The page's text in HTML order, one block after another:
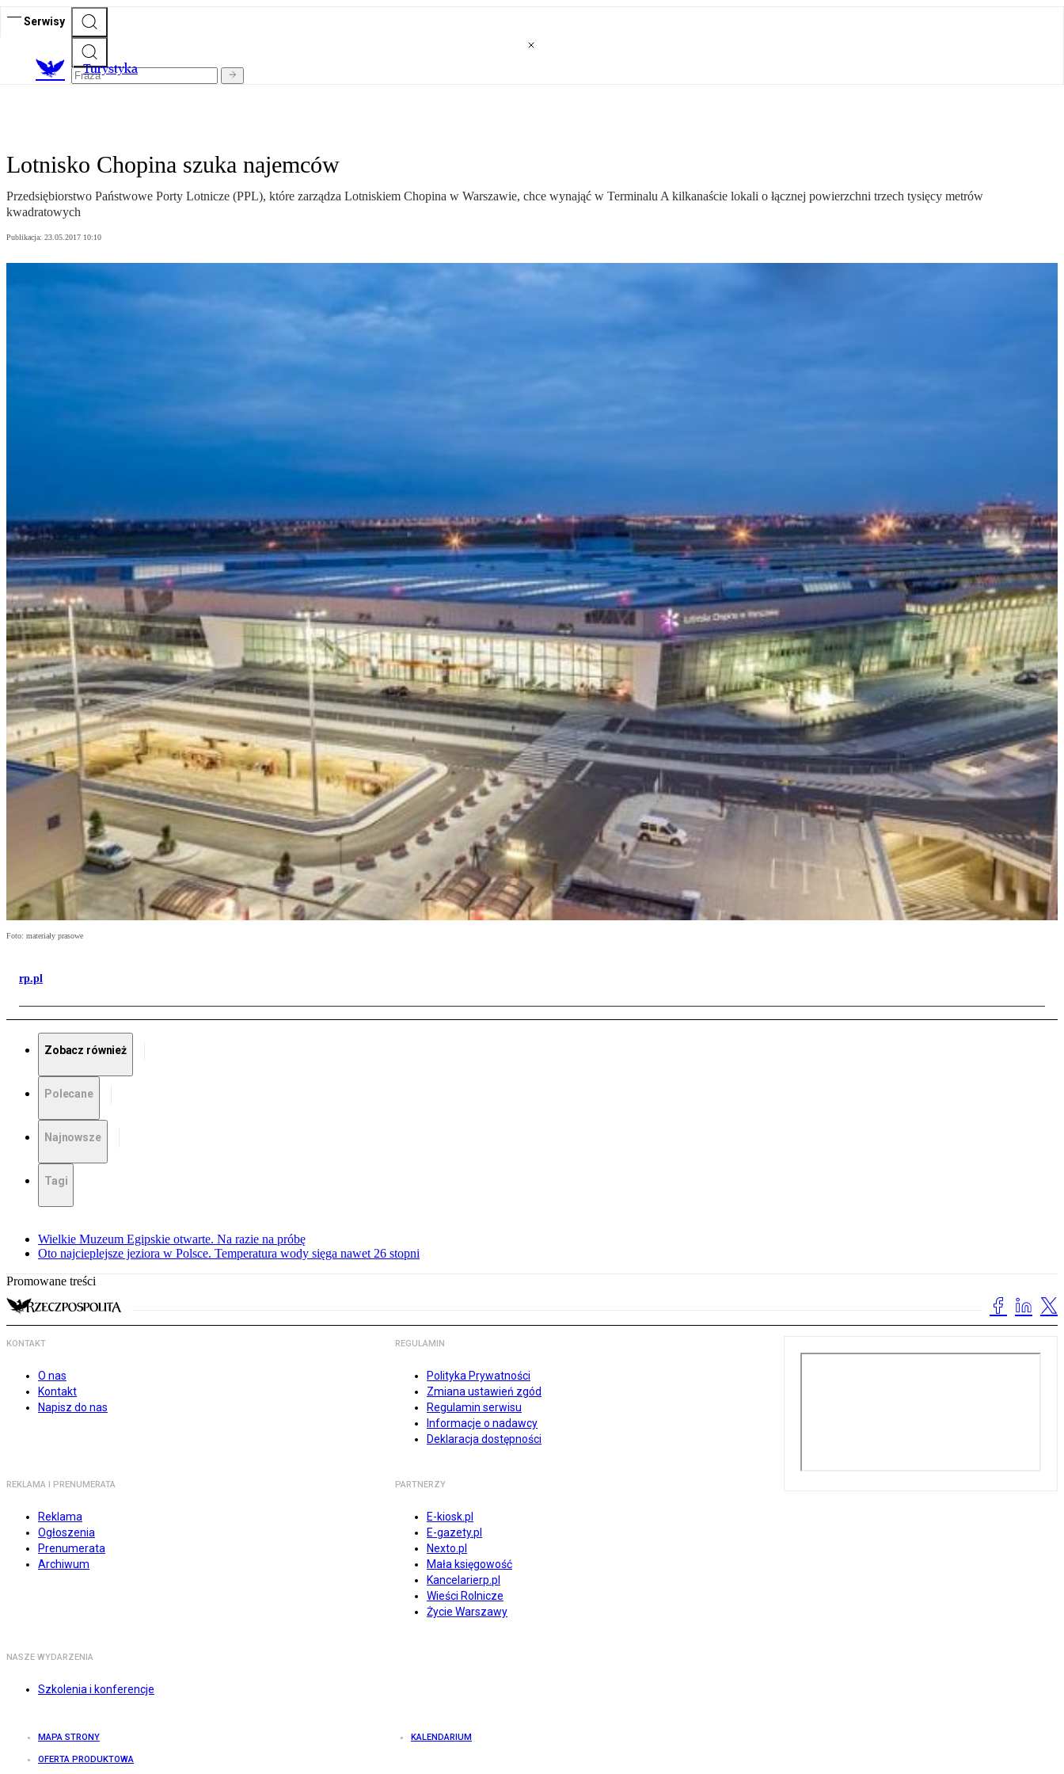
Serwisy
Turystyka
Lotnisko Chopina szuka najemców
Przedsiębiorstwo Państwowe Porty Lotnicze (PPL), które zarządza Lotniskiem Chopina w Warszawie, chce wynająć w Terminalu A kilkanaście lokali o łącznej powierzchni trzech tysięcy metrów
kwadratowych
Publikacja: 23.05.2017 10:10
Foto: materiały prasowe
rp.pl
Zobacz również
Polecane
Najnowsze
Tagi
Wielkie Muzeum Egipskie otwarte. Na razie na próbę
Oto najcieplejsze jeziora w Polsce. Temperatura wody sięga nawet 26 stopni
Promowane treści
KONTAKT
O nas
Kontakt
Napisz do nas
REGULAMIN
Polityka Prywatności
Zmiana ustawień zgód
Regulamin serwisu
Informacje o nadawcy
Deklaracja dostępności
REKLAMA I PRENUMERATA
Reklama
Ogłoszenia
Prenumerata
Archiwum
PARTNERZY
E-kiosk.pl
E-gazety.pl
Nexto.pl
Mała księgowość
Kancelarierp.pl
Wieści Rolnicze
Życie Warszawy
NASZE WYDARZENIA
Szkolenia i konferencje
MAPA STRONY KALENDARIUM
OFERTA PRODUKTOWA